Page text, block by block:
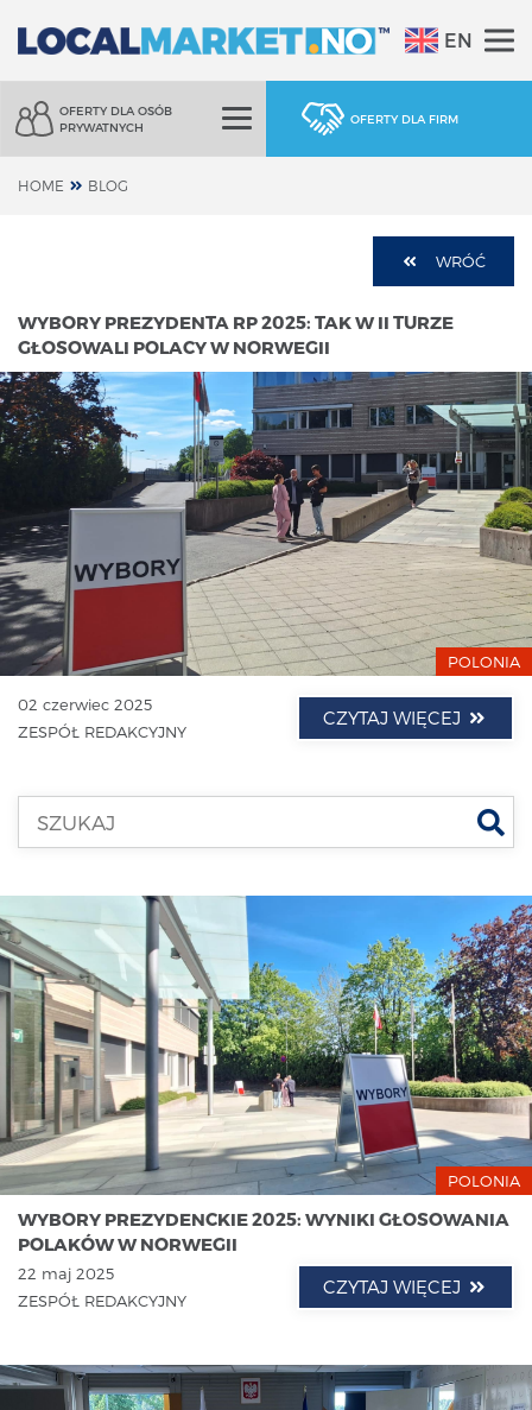
EN
OFERTY DLA OSÓB
PRYWATNYCH
OFERTY DLA FIRM
HOME BLOG
WRÓĆ
WYBORY PREZYDENTA RP 2025: TAK W II TURZE
GŁOSOWALI POLACY W NORWEGII
POLONIA
02 czerwiec 2025
ZESPÓŁ REDAKCYJNY
CZYTAJ WIĘCEJ
POLONIA
WYBORY PREZYDENCKIE 2025: WYNIKI GŁOSOWANIA
POLAKÓW W NORWEGII
22 maj 2025
ZESPÓŁ REDAKCYJNY
CZYTAJ WIĘCEJ